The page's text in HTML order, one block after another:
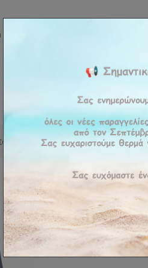
ΕΤΑΙΡΕΊΑ ΠΡΟΪΟΝΤΑ
Καρέκλες Καρέκλα Baker1